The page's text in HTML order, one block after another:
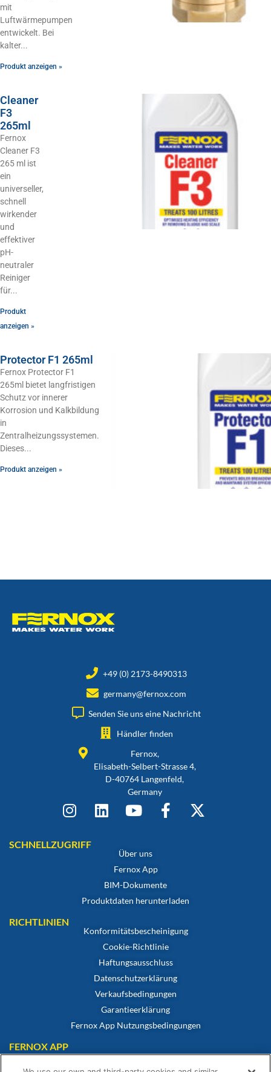
mit
Luftwärmepumpen
entwickelt. Bei
kalter
Produkt anzeigen »
Cleaner
F3
265ml
Fernox
Cleaner F3
265 ml ist
ein
universeller,
schnell
wirkender
und
effektiver
pH-
neutraler
Reiniger
für
Produkt
anzeigen »
Protector F1 265ml
Fernox Protector F1
265ml bietet langfristigen
Schutz vor innerer
Korrosion und Kalkbildung
in
Zentralheizungssystemen.
Dieses
Produkt anzeigen »
+49 (0) 2173-8490313
germany@fernox.com
Senden Sie uns eine Nachricht
Händler finden
Fernox,
Elisabeth-Selbert-Strasse 4,
D-40764 Langenfeld,
Germany
SCHNELLZUGRIFF
Über uns
Fernox App
BIM-Dokumente
Produktdaten herunterladen
RICHTLINIEN
Konformitätsbescheinigung
Cookie-Richtlinie
Haftungsausschluss
Datenschutzerklärung
Verkaufsbedingungen
Garantieerklärung
Fernox App Nutzungsbedingungen
FERNOX APP
Reichen Sie Ihre Wasserproben über unsere neue Fernox-App ein.